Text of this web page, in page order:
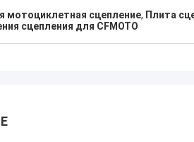
мотоциклетная сцепление, Плита
сцепления для CFMOTO